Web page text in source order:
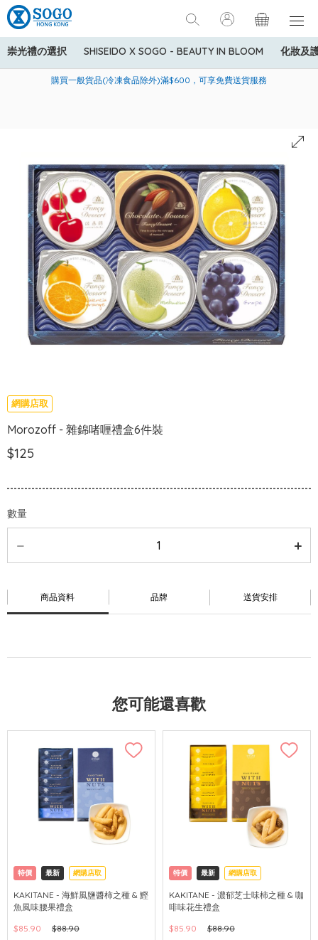
崇光禮の選択 SHISEIDO X SOGO - BEAUTY IN BLOOM 化妝及
美國運通Explorer®信用卡會員購物禮遇：高達5%簽賬回贈！
購買一般貨品(冷凍食品除外)滿$600，可享免費送貨服務
寄送中國內地服務只適用於指定商品，若訂單金額少於HK$600(折
網購店取
Morozoff - 雜錦啫喱禮盒6件裝
$125
數量
商品資料 品牌 送貨安排
您可能還喜歡
特價 最新 網購店取
KAKITANE - 海鮮風鹽醬柿之種 & 鰹
魚風味腰果禮盒
$85.90
$88.90
特價 最新 網購店取
KAKITANE - 濃郁芝士味柿之種 & 咖
啡味花生禮盒
$85.90
$88.90